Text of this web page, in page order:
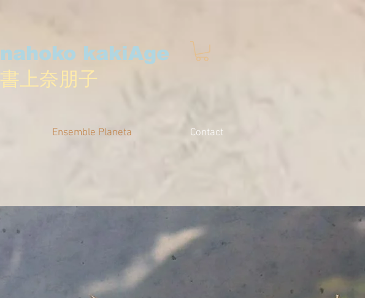
nahoko kakiAge
書上奈朋子
Ensemble Planeta Contact